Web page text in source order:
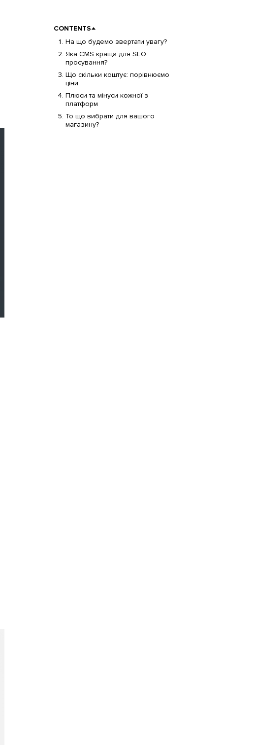
CONTENTS
На що будемо звертати увагу?
Яка CMS краща для SEO
просування?
Що скільки коштує: порівнюємо
ціни
Плюси та мінуси кожної з
платформ
То що вибрати для вашого
магазину?